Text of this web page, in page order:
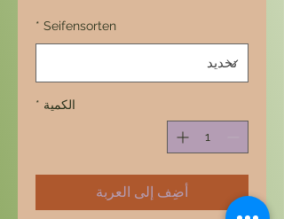
Seifensorten
*
الكمية *
أضِف إلى العربة